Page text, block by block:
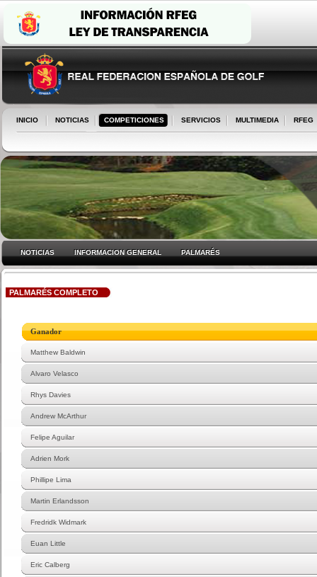
INICIO NOTICIAS COMPETICIONES SERVICIOS MULTIMEDIA RFEG
NOTICIAS INFORMACION GENERAL PALMARÉS
PALMARÉS COMPLETO
Ganador
Matthew Baldwin
Alvaro Velasco
Rhys Davies
Andrew McArthur
Felipe Aguilar
Adrien Mork
Phillipe Lima
Martin Erlandsson
Fredridk Widmark
Euan Little
Eric Calberg